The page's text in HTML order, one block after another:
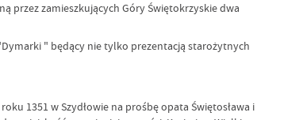
przez zamieszkujących Góry Świętokrzyskie dwa
" będący nie tylko prezentacją starożytnych
1351 w Szydłowie na prośbę opata Świętosława i